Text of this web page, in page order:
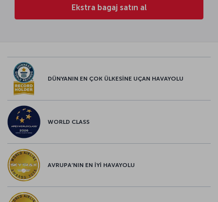
Ekstra bagaj satın al
DÜNYANIN EN ÇOK ÜLKESİNE UÇAN HAVAYOLU
WORLD CLASS
AVRUPA’NIN EN İYİ HAVAYOLU